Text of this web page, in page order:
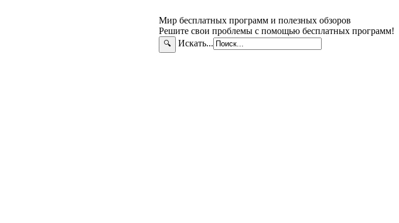
Мир бесплатных программ и полезных обзоров
Решите свои проблемы с помощью бесплатных программ!
🔍 Искать...